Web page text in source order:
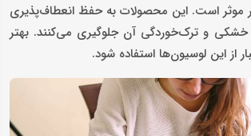
است. این محصولات به حفظ انعطاف‌پذیری
و ترک‌خوردگی آن جلوگیری می‌کنند. بهتر
از این لوسیون‌ها استفاده شود.